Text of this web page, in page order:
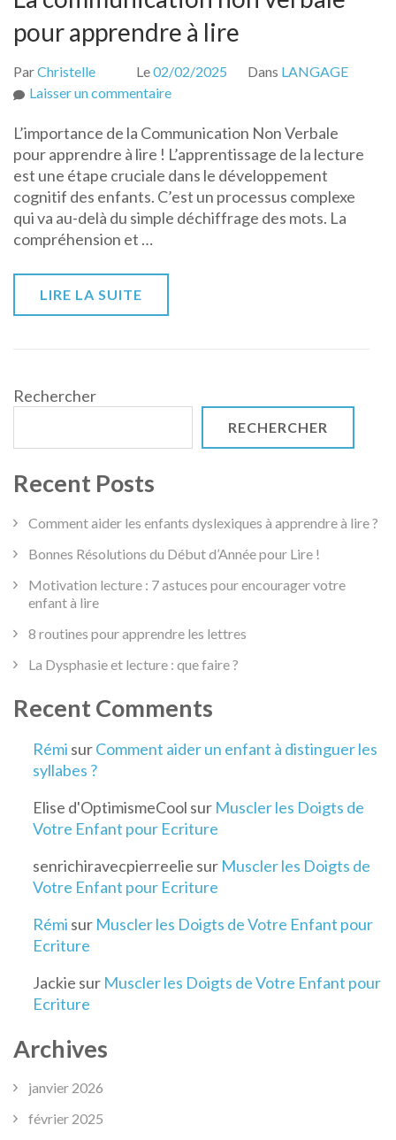
pour apprendre à lire
ParChristelle Le02/02/2025 Dans LANGAGE
Laisser un commentairesur
communication
non
verbale
pour
apprendre
L’importance de la Communication Non Verbale
pour apprendre à lire ! L’apprentissage de la lecture
est une étape cruciale dans le développement
cognitif des enfants. C’est un processus complexe
qui va au-delà du simple déchiffrage des mots. La
compréhension et …
LIRE LA SUITE
Rechercher
RECHERCHER
Recent Posts
Comment aider les enfants dyslexiques à apprendre à lire ?
Bonnes Résolutions du Début d’Année pour Lire !
Motivation lecture : 7 astuces pour encourager votre
enfant à lire
8 routines pour apprendre les lettres
La Dysphasie et lecture : que faire ?
Recent Comments
Rémi surComment aider un enfant à distinguer les
syllabes ?
Elise d'OptimismeCool sur Muscler les Doigts de
Votre Enfant pour Ecriture
senrichiravecpierreelie sur Muscler les Doigts de
Votre Enfant pour Ecriture
Rémi sur Muscler les Doigts de Votre Enfant pour
Ecriture
Jackie sur Muscler les Doigts de Votre Enfant pour
Ecriture
Archives
janvier 2026
février 2025